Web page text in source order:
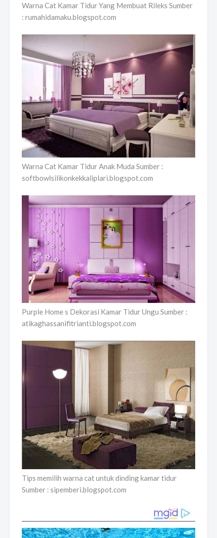
Warna Cat Kamar Tidur Yang Membuat Rileks Sumber
: rumahidamaku.blogspot.com
Warna Cat Kamar Tidur Anak Muda Sumber :
softbowlsilikonkekkaliplari.blogspot.com
Purple Home s Dekorasi Kamar Tidur Ungu Sumber :
atikaghassanifitrianti.blogspot.com
Tips memilih warna cat untuk dinding kamar tidur
Sumber : sipemberi.blogspot.com